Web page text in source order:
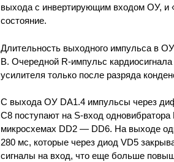
выхода с инвертирующим входом ОУ, и
состояние.
Длительность выходного импульса в
В. Очередной R-импульс
усилителя только после разряда
С выхода ОУ DA1.4 импульсы через
С8 поступают на S-вход
микросхемах DD2 — DD6. На выходе
280 мс, которые через диод VD5
сигналы на вход, что еще больше